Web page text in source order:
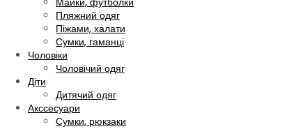
Пляжний одяг
Піжами, халати
Сумки, гаманці
Чоловіки
Чоловічий одяг
Діти
Дитячий одяг
Акссесуари
Сумки, рюкзаки